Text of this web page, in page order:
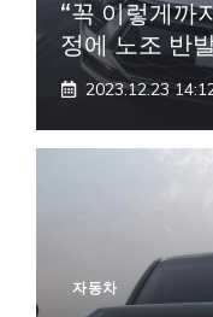
“꼭 이렇게까
정에 노조 반
2023.12.23
자동차